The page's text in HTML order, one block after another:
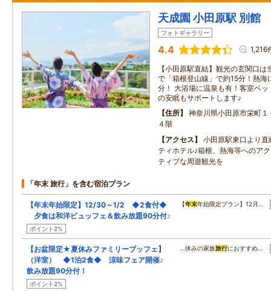
天成園 小田原駅 別館
フォトギャラリー
4.4 1,216
【小田原駅直結】観光の玄関口
で「箱根登山線」で約15分！熱
分！ 大浴場に温泉も有！客室ベ
の安眠もサポートします♪
住所
神奈川県小田原市栄町
４階
アクセス
小田原駅東口より
ティホテル♪箱根、熱海等へのア
ティブな周遊観光を
「年末 旅行」を含む宿泊プラン
【年末年始限定】12/30～1/2 ◆2食付◆
夕食は和洋ビュッフェ＆飲み放題90分付♪
ポイント2%
【年末年始限定プラン】12月…
【お盆限定★夏休みファミリーブッフェ】
（洋室） ◆1泊2食◆ 涼味フェア開催♪
飲み放題90分付！
ポイント2%
…休みの家族旅行におすすめ…